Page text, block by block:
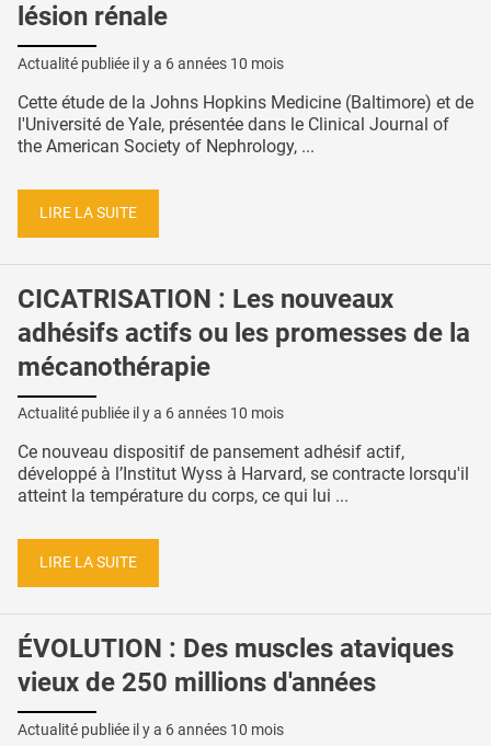
lésion rénale
Actualité publiée il y a 6 années 10 mois
Cette étude de la Johns Hopkins Medicine (Baltimore) et de
l'Université de Yale, présentée dans le Clinical Journal of
the American Society of Nephrology, ...
LIRE LA SUITE
CICATRISATION : Les nouveaux
adhésifs actifs ou les promesses de la
mécanothérapie
Actualité publiée il y a 6 années 10 mois
Ce nouveau dispositif de pansement adhésif actif,
développé à l’Institut Wyss à Harvard, se contracte lorsqu'il
atteint la température du corps, ce qui lui ...
LIRE LA SUITE
ÉVOLUTION : Des muscles ataviques
vieux de 250 millions d'années
Actualité publiée il y a 6 années 10 mois